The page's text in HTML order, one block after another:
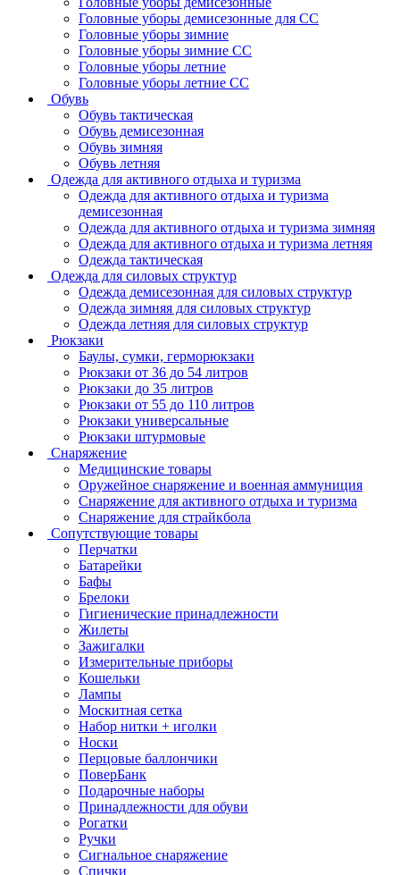
Головные уборы демисезонные для СС
Головные уборы зимние
Головные уборы зимние СС
Головные уборы летние
Головные уборы летние СС
Обувь
Обувь тактическая
Обувь демисезонная
Обувь зимняя
Обувь летняя
Одежда для активного отдыха и туризма
Одежда для активного отдыха и туризма
демисезонная
Одежда для активного отдыха и туризма зимняя
Одежда для активного отдыха и туризма летняя
Одежда тактическая
Одежда для силовых структур
Одежда демисезонная для силовых структур
Одежда зимняя для силовых структур
Одежда летняя для силовых структур
Рюкзаки
Баулы, сумки, герморюкзаки
Рюкзаки от 36 до 54 литров
Рюкзаки до 35 литров
Рюкзаки от 55 до 110 литров
Рюкзаки универсальные
Рюкзаки штурмовые
Снаряжение
Медицинские товары
Оружейное снаряжение и военная аммуниция
Снаряжение для активного отдыха и туризма
Снаряжение для страйкбола
Сопутствующие товары
Перчатки
Батарейки
Бафы
Брелоки
Гигиенические принадлежности
Жилеты
Зажигалки
Измерительные приборы
Кошельки
Лампы
Москитная сетка
Набор нитки + иголки
Носки
Перцовые баллончики
ПоверБанк
Подарочные наборы
Принадлежности для обуви
Рогатки
Ручки
Сигнальное снаряжение
Спички